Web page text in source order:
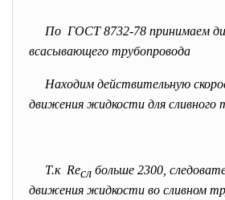
По ГОСТ 8732-78 принимаем
всасывающего трубопровода
Находим действительную
движения жидкости для сливного
Т.к Reсл больше 2300,
движения жидкости во сливном